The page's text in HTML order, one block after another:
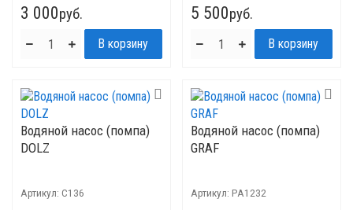
3 000руб. 5 500руб.
Водяной насос (помпа)
DOLZ
Артикул: C136
Водяной насос (помпа)
GRAF
Артикул: PA1232